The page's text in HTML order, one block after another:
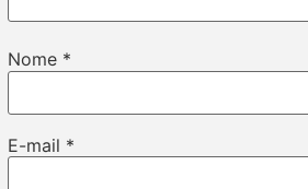
Nome *
E-mail *